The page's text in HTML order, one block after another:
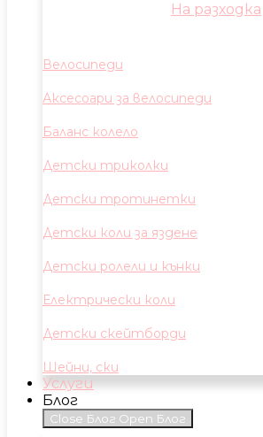
На разходка
Велосипеди
Аксесоари за велосипеди
Баланс колело
Детски триколки
Детски тротинетки
Детски коли за яздене
Детски ролели и кънки
Електрически коли
Детски скейтборди
Шейни, ски
Услуги
Блог
Close Блог Open Блог